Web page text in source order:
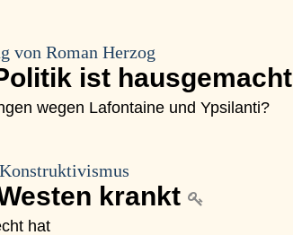
von Roman Herzog
ist hausgemacht
wegen Lafontaine und Ypsilanti?
krankt
hat